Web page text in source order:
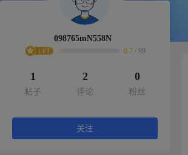
098765mN558N
0.7 / 99
1
帖子
2
评论
0
粉丝
关注